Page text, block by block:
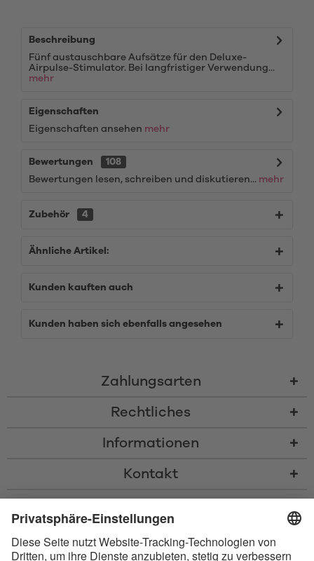
Beschreibung
Fünf austauschbare Aufsätze für den Deluxe-
Airpulse-Stimulator. Bei langfristiger Verwendung...
mehr
Eigenschaften
Eigenschaften ansehen mehr
Bewertungen
108
Bewertungen lesen, schreiben und diskutieren... mehr
Zubehör 4
Ähnliche Artikel:
Kunden kauften auch
Kunden haben sich ebenfalls angesehen
Zahlungsarten
Rechtliches
Informationen
Kontakt
Nachnahmegebühren, wenn nicht anders beschrieben
und Eigentum der Bluetooth SIG, Inc. Die Nutzung dieser Marken durch